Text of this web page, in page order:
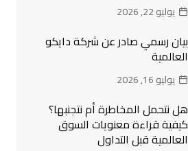
يوليو 22, 2026
بيان رسمي صادر عن شركة دايكو
العالمية
يوليو 16, 2026
هل نتحمل المخاطرة أم نتجنبها؟
كيفية قراءة معنويات السوق
العالمية قبل التداول